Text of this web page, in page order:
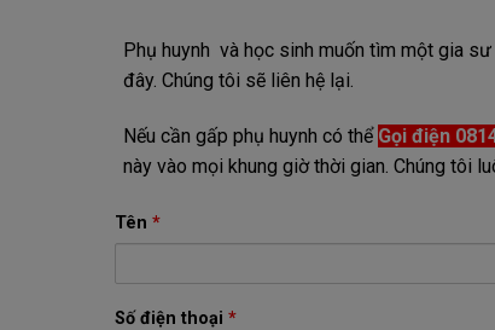
Phụ huynh và học sinh muốn tìm một gia
đây. Chúng tôi sẽ liên hệ lại.
Nếu cần gấp phụ huynh có thể Gọi điện
này vào mọi khung giờ thời gian. Chúng tôi
Tên *
Số điện thoại *